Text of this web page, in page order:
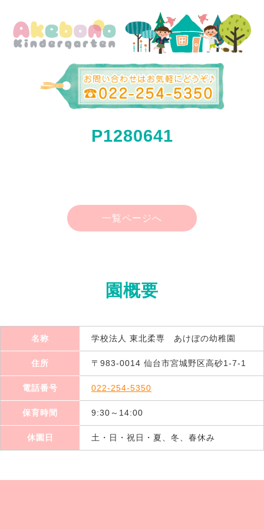
P1280641
一覧ページへ
園概要
名称 学校法人 東北柔専 あけぼの幼稚園
住所 〒983-0014 仙台市宮城野区高砂1-7-1
電話番号 022-254-5350
保育時間 9:30～14:00
休園日 土・日・祝日・夏、冬、春休み